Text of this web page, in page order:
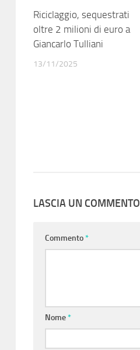
Riciclaggio, sequestrati
oltre 2 milioni di euro a
Giancarlo Tulliani
13/11/2025
LASCIA UN COMMENTO
Commento*
Nome*